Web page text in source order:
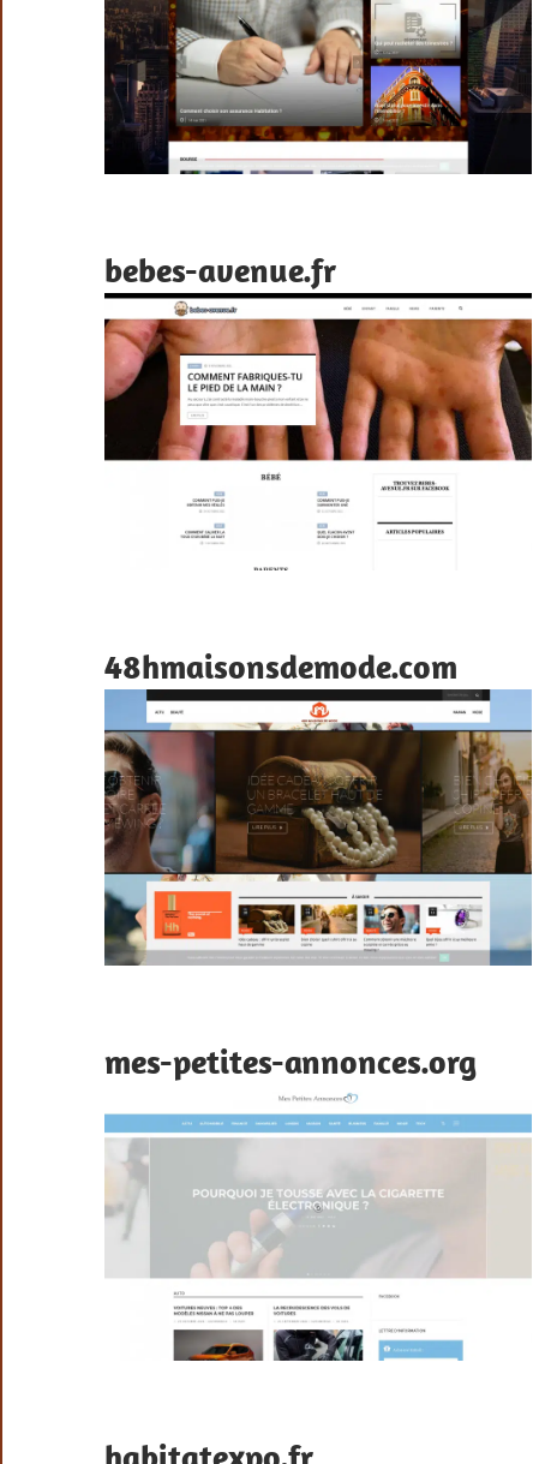
bebes-avenue.fr
48hmaisonsdemode.com
mes-petites-annonces.org